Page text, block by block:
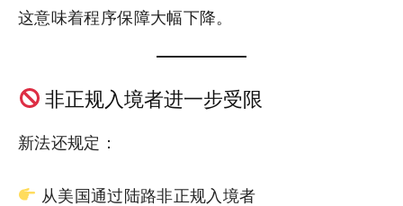
这意味着程序保障大幅下降。
非正规入境者进一步受限
新法还规定：
从美国通过陆路非正规入境者